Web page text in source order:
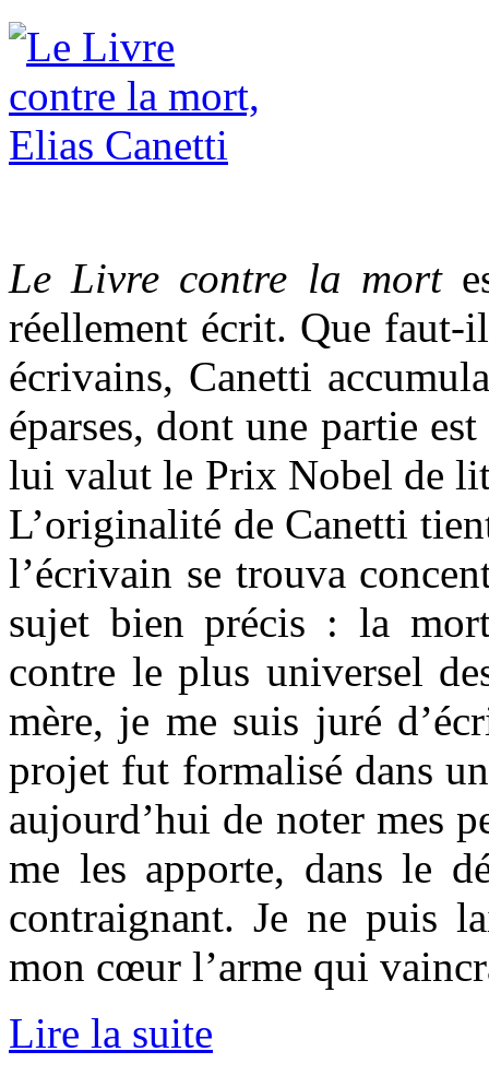
Le Livre contre la mort
réellement écrit. Que faut-
écrivains, Canetti
éparses, dont une partie
lui valut le Prix Nobel de
L’originalité de Canetti
l’écrivain se trouva
sujet bien précis : la
contre le plus universel
mère, je me suis juré
projet fut formalisé dans
aujourd’hui de noter mes
me les apporte, dans le
contraignant. Je ne puis
mon cœur l’arme qui
Lire la suite